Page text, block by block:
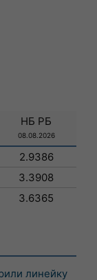
НБ РБ
08.08.2026
2.9386
3.3908
3.6365
линейку